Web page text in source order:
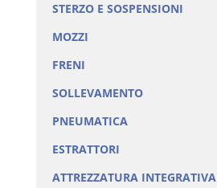
STERZO E SOSPENSIONI
MOZZI
FRENI
SOLLEVAMENTO
PNEUMATICA
ESTRATTORI
ATTREZZATURA INTEGRATIVA